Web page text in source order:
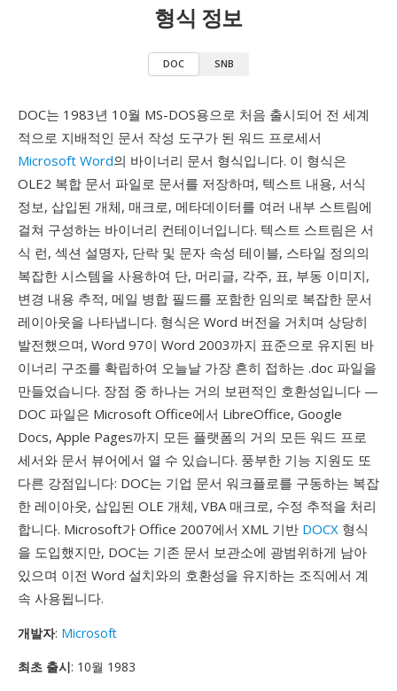
형식 정보
DOC SNB
DOC는 1983년 10월 MS-DOS용으로 처음 출시되어 전 세계
적으로 지배적인 문서 작성 도구가 된 워드 프로세서
Microsoft Word의 바이너리 문서 형식입니다. 이 형식은
OLE2 복합 문서 파일로 문서를 저장하며, 텍스트 내용, 서식
정보, 삽입된 개체, 매크로, 메타데이터를 여러 내부 스트림에
걸쳐 구성하는 바이너리 컨테이너입니다. 텍스트 스트림은 서
식 런, 섹션 설명자, 단락 및 문자 속성 테이블, 스타일 정의의
복잡한 시스템을 사용하여 단, 머리글, 각주, 표, 부동 이미지,
변경 내용 추적, 메일 병합 필드를 포함한 임의로 복잡한 문서
레이아웃을 나타냅니다. 형식은 Word 버전을 거치며 상당히
발전했으며, Word 97이 Word 2003까지 표준으로 유지된 바
이너리 구조를 확립하여 오늘날 가장 흔히 접하는 .doc 파일을
만들었습니다. 장점 중 하나는 거의 보편적인 호환성입니다 —
DOC 파일은 Microsoft Office에서 LibreOffice, Google
Docs, Apple Pages까지 모든 플랫폼의 거의 모든 워드 프로
세서와 문서 뷰어에서 열 수 있습니다. 풍부한 기능 지원도 또
다른 강점입니다: DOC는 기업 문서 워크플로를 구동하는 복잡
한 레이아웃, 삽입된 OLE 개체, VBA 매크로, 수정 추적을 처리
합니다. Microsoft가 Office 2007에서 XML 기반 DOCX 형식
을 도입했지만, DOC는 기존 문서 보관소에 광범위하게 남아
있으며 이전 Word 설치와의 호환성을 유지하는 조직에서 계
속 사용됩니다.
개발자: Microsoft
최초 출시: 10월 1983